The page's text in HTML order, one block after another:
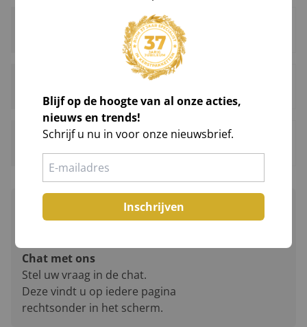
Account en gegevens wijzigen
Problemen met account
Chat met ons
Stel uw vraag in de chat.
Deze vindt u op iedere pagina
rechtsonder in het scherm.
Blijf op de hoogte van al onze acties,
nieuws en trends!
Schrijf u nu in voor onze nieuwsbrief.
Inschrijven